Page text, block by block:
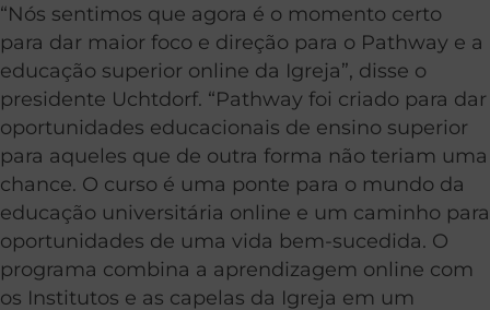
“Nós sentimos que agora é o momento certo
para dar maior foco e direção para o Pathway e a
educação superior online da Igreja”, disse o
presidente Uchtdorf. “Pathway foi criado para dar
oportunidades educacionais de ensino superior
para aqueles que de outra forma não teriam uma
chance. O curso é uma ponte para o mundo da
educação universitária online e um caminho para
oportunidades de uma vida bem-sucedida. O
programa combina a aprendizagem online com
os Institutos e as capelas da Igreja em um